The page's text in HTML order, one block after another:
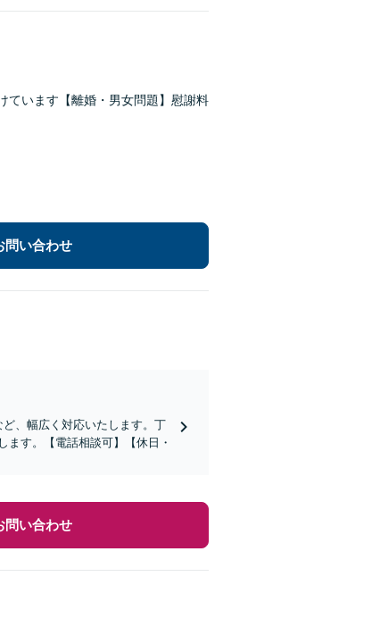
ています【離婚・男女問題】慰謝料
問い合わせ
、幅広く対応いたします。丁
す。【電話相談可】【休日・
問い合わせ